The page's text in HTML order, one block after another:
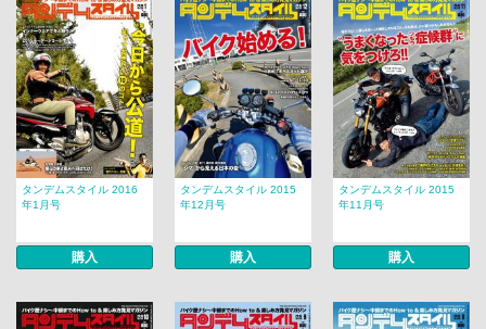
タンデムスタイル 2016
年1月号
購入
タンデムスタイル 2015
年12月号
購入
タンデムスタイル 2015
年11月号
購入